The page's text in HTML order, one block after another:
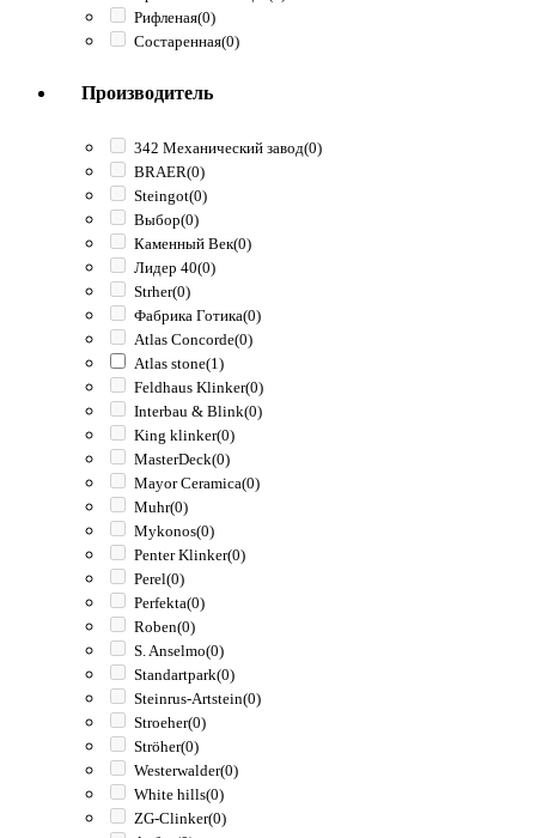
Рифленая(0)
Состаренная(0)
Производитель
342 Механический завод(0)
BRAER(0)
Steingot(0)
Выбор(0)
Каменный Век(0)
Лидер 40(0)
Strher(0)
Фабрика Готика(0)
Atlas Concorde(0)
Atlas stone(1)
Feldhaus Klinker(0)
Interbau & Blink(0)
King klinker(0)
MasterDeck(0)
Mayor Ceramica(0)
Muhr(0)
Mykonos(0)
Penter Klinker(0)
Perel(0)
Perfekta(0)
Roben(0)
S. Anselmo(0)
Standartpark(0)
Steinrus-Artstein(0)
Stroeher(0)
Ströher(0)
Westerwalder(0)
White hills(0)
ZG-Clinker(0)